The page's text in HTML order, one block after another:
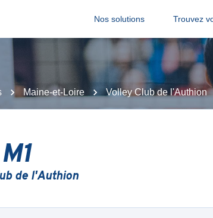
Nos solutions Trouvez
Maine-et-Loire Volley Club de l'Authion
de l'Authion